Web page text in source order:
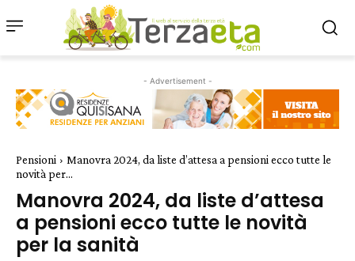
- Advertisement -
Pensioni
Manovra 2024, da liste d’attesa a pensioni ecco tutte le
novità per...
Manovra 2024, da liste d’attesa
a pensioni ecco tutte le novità
per la sanità